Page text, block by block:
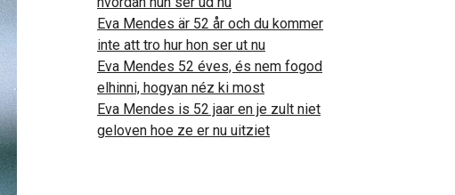
Eva Mendes är 52 år och du kommer
inte att tro hur hon ser ut nu
Eva Mendes 52 éves, és nem fogod
elhinni, hogyan néz ki most
Eva Mendes is 52 jaar en je zult niet
geloven hoe ze er nu uitziet